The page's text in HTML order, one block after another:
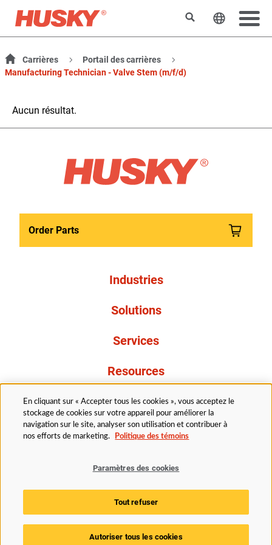
RechercherChanger
Carrières
Portail des carrières
Manufacturing Technician - Valve Stem (m/f/d)
Aucun résultat.
Order Parts
Industries
Solutions
Services
Resources
À propos de nous
Légal Avis de confidentialité
Politique d’accessibilité
Politique des témoins
Paramètres des cookies
© 2025 Husky Technologies. Tous droits réservés.
En cliquant sur « Accepter tous les cookies », vous acceptez le
stockage de cookies sur votre appareil pour améliorer la
navigation sur le site, analyser son utilisation et contribuer à
nos efforts de marketing.
Politique des témoins
Paramètres des cookies
Tout refuser
Autoriser tous les cookies